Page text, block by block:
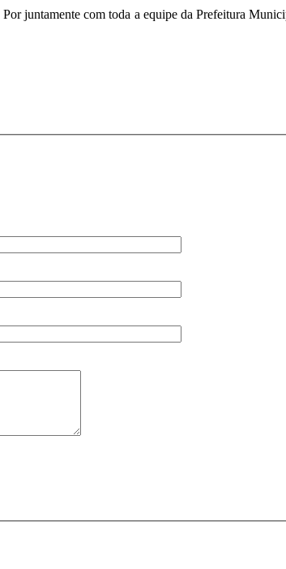
juntamente com toda a equipe da Prefeitura